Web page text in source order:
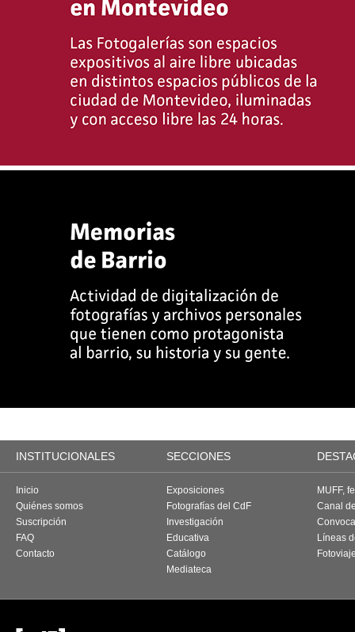
INSTITUCIONALES SECCIONES
Inicio
Quiénes somos
Suscripción
FAQ
Contacto
Exposiciones
Fotografías del CdF
Investigación
Educativa
Catálogo
Mediateca
MUFF,
Canal
Líneas